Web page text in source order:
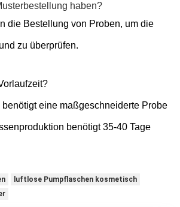
haben?
die Bestellung von Proben, um die
zu überprüfen.
eine maßgeschneiderte Probe
benötigt 35-40 Tage
luftlose Pumpflaschen kosmetisch